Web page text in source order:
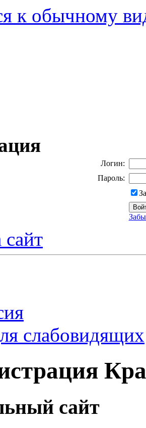
к обычному
Логин:
Пароль:
слабовидящих
сайт